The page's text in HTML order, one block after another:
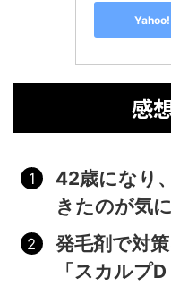
感
42歳になり
きたのが気
発毛剤で対
「スカルプ